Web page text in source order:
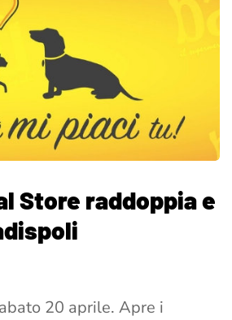
Store raddoppia e
20 aprile. Apre i